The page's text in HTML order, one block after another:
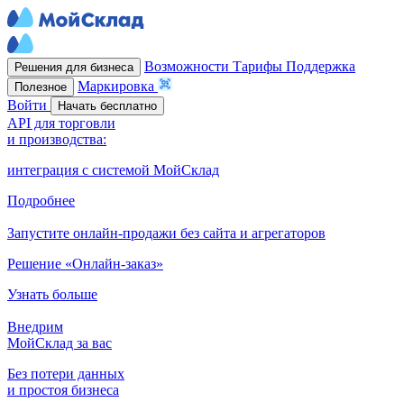
Решения для бизнеса Возможности Тарифы Поддержка
Полезное
Маркировка
Войти
Начать бесплатно
API для торговли
и производства:
интеграция с системой МойСклад
Подробнее
Запустите онлайн-продажи без сайта и агрегаторов
Решение «Онлайн-заказ»
Узнать больше
Внедрим
МойСклад за вас
Без потери данных
и простоя бизнеса